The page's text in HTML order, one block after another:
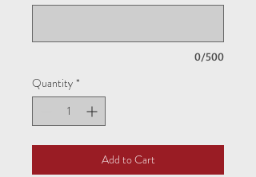
0/500
Quantity *
Add to Cart